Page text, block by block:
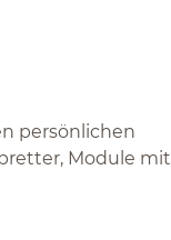
persönlichen
Module mit